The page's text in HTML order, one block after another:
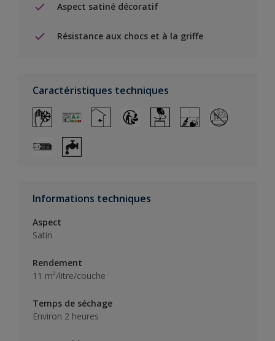
Aspect satiné décoratif
Résistance aux chocs et à la griffe
Caractéristiques techniques
Informations techniques
Aspect
Satin
Rendement
11 m²/litre/couche
Temps de séchage
Environ 2 heures